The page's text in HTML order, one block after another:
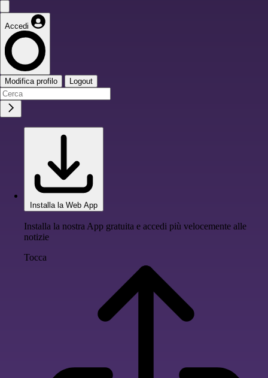
Accedi
Modifica profilo Logout
Installa la Web App
Installa la nostra App gratuita e accedi più velocemente alle
notizie
Tocca